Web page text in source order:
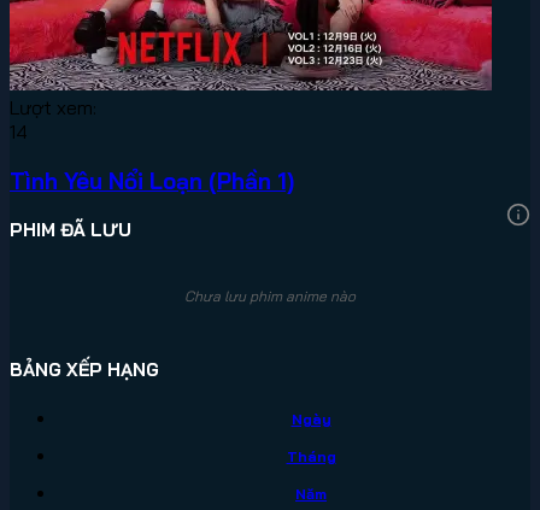
Lượt xem:
14
Tình Yêu Nổi Loạn (Phần 1)
PHIM ĐÃ LƯU
Chưa lưu phim anime nào
BẢNG XẾP HẠNG
Ngày
Tháng
Năm